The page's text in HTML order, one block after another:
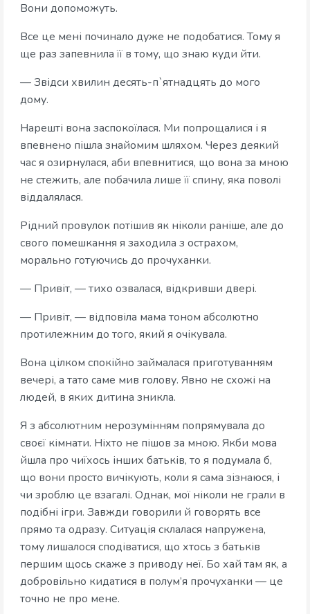
Вони допоможуть.
Все це мені починало дуже не подобатися. Тому я
ще раз запевнила її в тому, що знаю куди йти.
— Звідси хвилин десять-п`ятнадцять до мого
дому.
Нарешті вона заспокоїлася. Ми попрощалися і я
впевнено пішла знайомим шляхом. Через деякий
час я озирнулася, аби впевнитися, що вона за мною
не стежить, але побачила лише її спину, яка поволі
віддалялася.
Рідний провулок потішив як ніколи раніше, але до
свого помешкання я заходила з острахом,
морально готуючись до прочуханки.
— Привіт, — тихо озвалася, відкривши двері.
— Привіт, — відповіла мама тоном абсолютно
протилежним до того, який я очікувала.
Вона цілком спокійно займалася приготуванням
вечері, а тато саме мив голову. Явно не схожі на
людей, в яких дитина зникла.
Я з абсолютним нерозумінням попрямувала до
своєї кімнати. Ніхто не пішов за мною. Якби мова
йшла про чиїхось інших батьків, то я подумала б,
що вони просто вичікують, коли я сама зізнаюся, і
чи зроблю це взагалі. Однак, мої ніколи не грали в
подібні ігри. Завжди говорили й говорять все
прямо та одразу. Ситуація склалася напружена,
тому лишалося сподіватися, що хтось з батьків
першим щось скаже з приводу неї. Бо хай там як, а
добровільно кидатися в полум’я прочуханки — це
точно не про мене.